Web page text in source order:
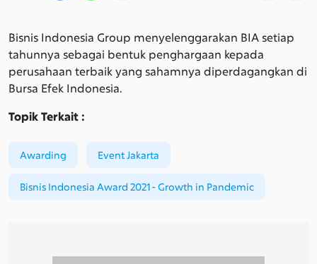
Bisnis Indonesia Group menyelenggarakan BIA setiap
tahunnya sebagai bentuk penghargaan kepada
perusahaan terbaik yang sahamnya diperdagangkan di
Bursa Efek Indonesia.
Topik Terkait :
Awarding Event Jakarta
Bisnis Indonesia Award 2021 - Growth in Pandemic